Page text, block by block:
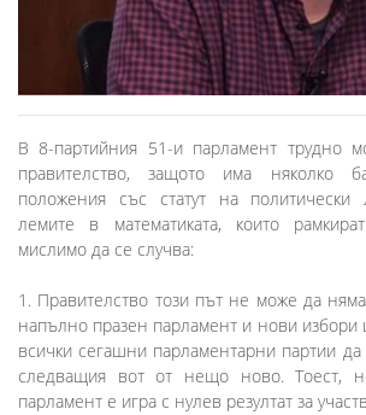
В 8-партийния 51-и парламент трудно
правителство, защото има няколко
положения със статут на
лемите в математиката, които
мислимо да се случва:
1. Правителство този път не може да
напълно празен парламент и нови избори
всички сегашни парламентарни партии
следващия вот от нещо ново. Тоест,
парламент е игра с нулев резултат за